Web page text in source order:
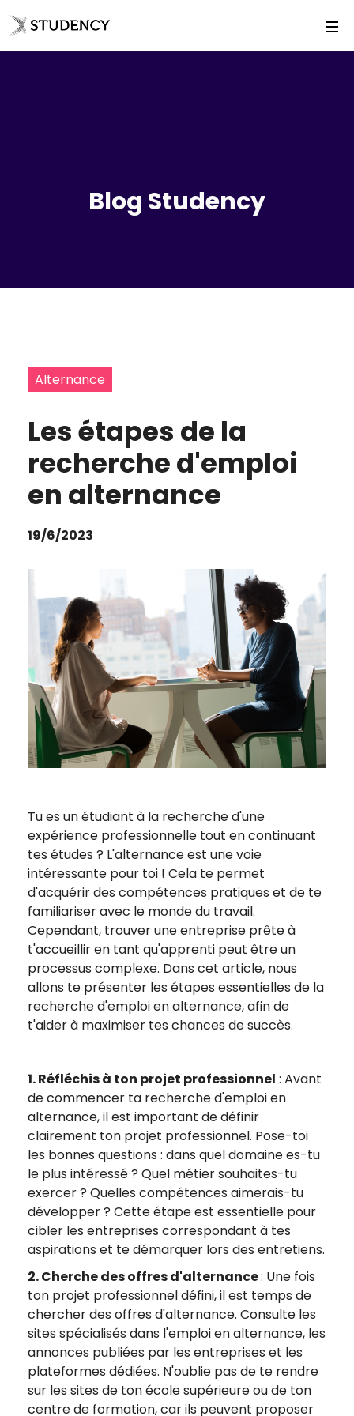
Blog Studency
Alternance
Les étapes de la
recherche d'emploi
en alternance
19/6/2023
Tu es un étudiant à la recherche d'une
expérience professionnelle tout en continuant
tes études ? L'alternance est une voie
intéressante pour toi ! Cela te permet
d'acquérir des compétences pratiques et de te
familiariser avec le monde du travail.
Cependant, trouver une entreprise prête à
t'accueillir en tant qu'apprenti peut être un
processus complexe. Dans cet article, nous
allons te présenter les étapes essentielles de la
recherche d'emploi en alternance, afin de
t'aider à maximiser tes chances de succès.
1. Réfléchis à ton projet professionnel : Avant
de commencer ta recherche d'emploi en
alternance, il est important de définir
clairement ton projet professionnel. Pose-toi
les bonnes questions : dans quel domaine es-tu
le plus intéressé ? Quel métier souhaites-tu
exercer ? Quelles compétences aimerais-tu
développer ? Cette étape est essentielle pour
cibler les entreprises correspondant à tes
aspirations et te démarquer lors des entretiens.
2. Cherche des offres d'alternance: Une fois
ton projet professionnel défini, il est temps de
chercher des offres d'alternance. Consulte les
sites spécialisés dans l'emploi en alternance, les
annonces publiées par les entreprises et les
plateformes dédiées. N'oublie pas de te rendre
sur les sites de ton école supérieure ou de ton
centre de formation, car ils peuvent proposer